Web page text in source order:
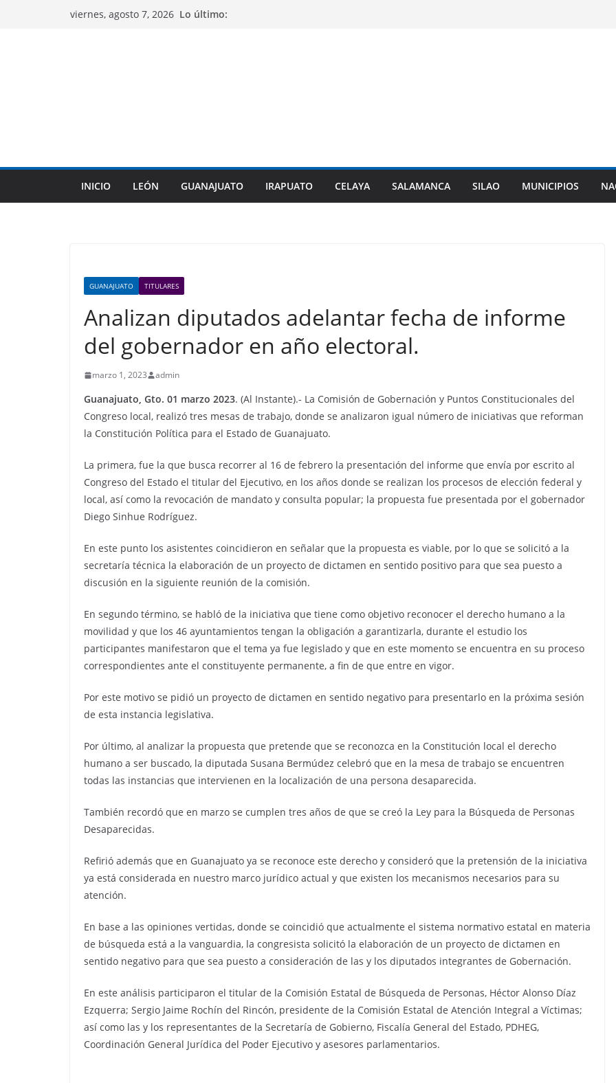
viernes, agosto 7, 2026 Lo último:
INICIO LEÓN GUANAJUATO IRAPUATO CELAYA SALAMANCA SILAO MUNICIPIOS
GUANAJUATO TITULARES
Analizan diputados adelantar fecha de informe
del gobernador en año electoral.
marzo 1, 2023 admin
Guanajuato, Gto. 01 marzo 2023. (Al Instante).- La Comisión de Gobernación y Puntos Constitucionales del
Congreso local, realizó tres mesas de trabajo, donde se analizaron igual número de iniciativas que reforman
la Constitución Política para el Estado de Guanajuato.
La primera, fue la que busca recorrer al 16 de febrero la presentación del informe que envía por escrito al
Congreso del Estado el titular del Ejecutivo, en los años donde se realizan los procesos de elección federal y
local, así como la revocación de mandato y consulta popular; la propuesta fue presentada por el gobernador
Diego Sinhue Rodríguez.
En este punto los asistentes coincidieron en señalar que la propuesta es viable, por lo que se solicitó a la
secretaría técnica la elaboración de un proyecto de dictamen en sentido positivo para que sea puesto a
discusión en la siguiente reunión de la comisión.
En segundo término, se habló de la iniciativa que tiene como objetivo reconocer el derecho humano a la
movilidad y que los 46 ayuntamientos tengan la obligación a garantizarla, durante el estudio los
participantes manifestaron que el tema ya fue legislado y que en este momento se encuentra en su proceso
correspondientes ante el constituyente permanente, a fin de que entre en vigor.
Por este motivo se pidió un proyecto de dictamen en sentido negativo para presentarlo en la próxima sesión
de esta instancia legislativa.
Por último, al analizar la propuesta que pretende que se reconozca en la Constitución local el derecho
humano a ser buscado, la diputada Susana Bermúdez celebró que en la mesa de trabajo se encuentren
todas las instancias que intervienen en la localización de una persona desaparecida.
También recordó que en marzo se cumplen tres años de que se creó la Ley para la Búsqueda de Personas
Desaparecidas.
Refirió además que en Guanajuato ya se reconoce este derecho y consideró que la pretensión de la iniciativa
ya está considerada en nuestro marco jurídico actual y que existen los mecanismos necesarios para su
atención.
En base a las opiniones vertidas, donde se coincidió que actualmente el sistema normativo estatal en materia
de búsqueda está a la vanguardia, la congresista solicitó la elaboración de un proyecto de dictamen en
sentido negativo para que sea puesto a consideración de las y los diputados integrantes de Gobernación.
En este análisis participaron el titular de la Comisión Estatal de Búsqueda de Personas, Héctor Alonso Díaz
Ezquerra; Sergio Jaime Rochín del Rincón, presidente de la Comisión Estatal de Atención Integral a Víctimas;
así como las y los representantes de la Secretaría de Gobierno, Fiscalía General del Estado, PDHEG,
Coordinación General Jurídica del Poder Ejecutivo y asesores parlamentarios.